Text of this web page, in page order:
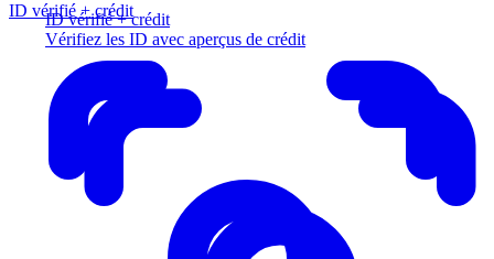
ID vérifié + crédit
Vérifiez les ID avec aperçus de crédit
ID vérifié + crédit